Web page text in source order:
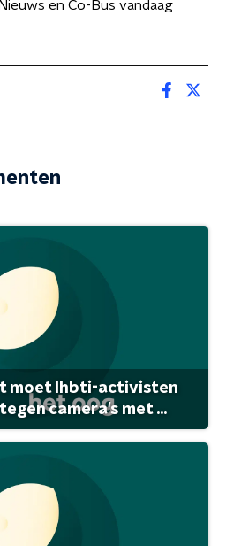
en Co-Bus vandaag
moet lhbti-activisten
camera's met ...